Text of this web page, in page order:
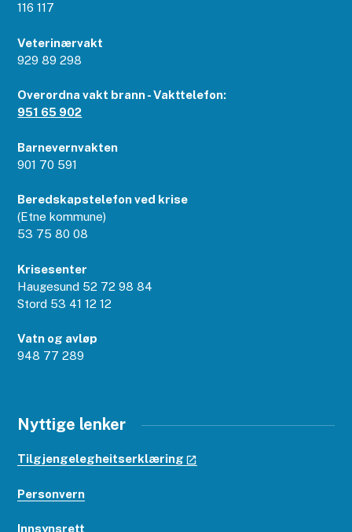
116 117
Veterinærvakt
929 89 298
Overordna vakt brann - Vakttelefon:
951 65 902
Barnevernvakten
901 70 591
Beredskapstelefon ved krise
(Etne kommune)
53 75 80 08
Krisesenter
Haugesund 52 72 98 84
Stord 53 41 12 12
Vatn og avløp
948 77 289
Nyttige lenker
Tilgjengelegheitserklæring
Personvern
Innsynsrett